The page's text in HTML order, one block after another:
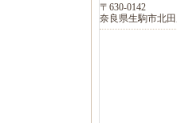
〒630-0142
奈良県生駒市北